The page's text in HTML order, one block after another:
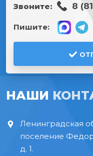
Звоните: 8
Пишите:
НАШИ
Ленинградская
поселение
д. 1.